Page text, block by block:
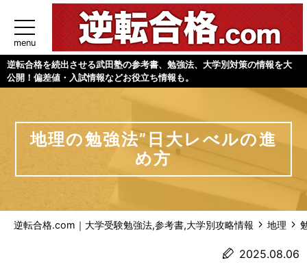
menu
逆転合格を続出させる武田塾の参考書、勉強法、大学別対策の情報を大
公開！偏差値・入試情報などお役立ち情報も。
地理の勉強法”日大レべルの進
め方
逆転合格.com｜大学受験勉強法,参考書,大学別攻略情報 地理
2025.08.06